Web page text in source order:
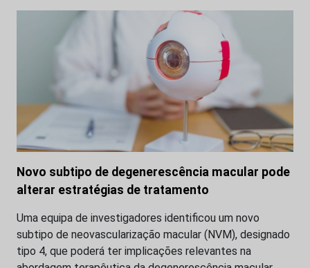
Novo subtipo de degenerescência macular pode
alterar estratégias de tratamento
Uma equipa de investigadores identificou um novo
subtipo de neovascularização macular (NVM), designado
tipo 4, que poderá ter implicações relevantes na